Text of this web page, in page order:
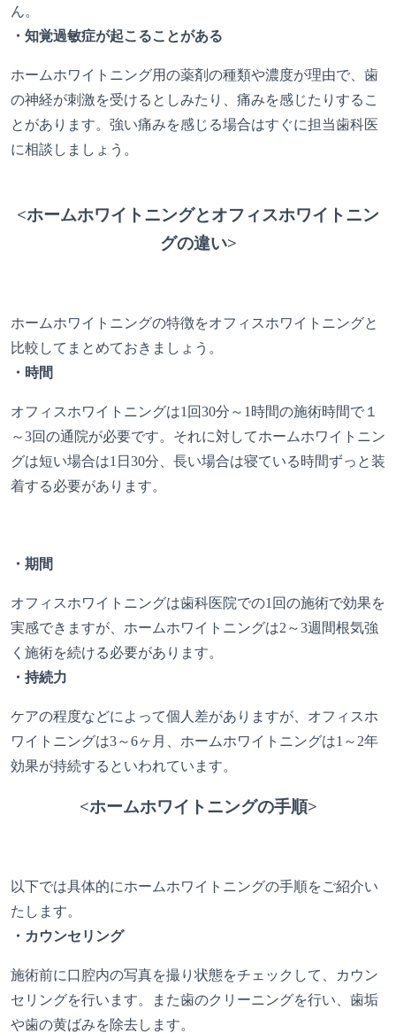
ん。
・知覚過敏症が起こることがある
ホームホワイトニング用の薬剤の種類や濃度が理由で、歯
の神経が刺激を受けるとしみたり、痛みを感じたりするこ
とがあります。強い痛みを感じる場合はすぐに担当歯科医
に相談しましょう。
<ホームホワイトニングとオフィスホワイトニン
グの違い>
ホームホワイトニングの特徴をオフィスホワイトニングと
比較してまとめておきましょう。
・時間
オフィスホワイトニングは1回30分～1時間の施術時間で１
～3回の通院が必要です。それに対してホームホワイトニン
グは短い場合は1日30分、長い場合は寝ている時間ずっと装
着する必要があります。
・期間
オフィスホワイトニングは歯科医院での1回の施術で効果を
実感できますが、ホームホワイトニングは2～3週間根気強
く施術を続ける必要があります。
・持続力
ケアの程度などによって個人差がありますが、オフィスホ
ワイトニングは3～6ヶ月、ホームホワイトニングは1～2年
効果が持続するといわれています。
<ホームホワイトニングの手順>
以下では具体的にホームホワイトニングの手順をご紹介い
たします。
・カウンセリング
施術前に口腔内の写真を撮り状態をチェックして、カウン
セリングを行います。また歯のクリーニングを行い、歯垢
や歯の黄ばみを除去します。